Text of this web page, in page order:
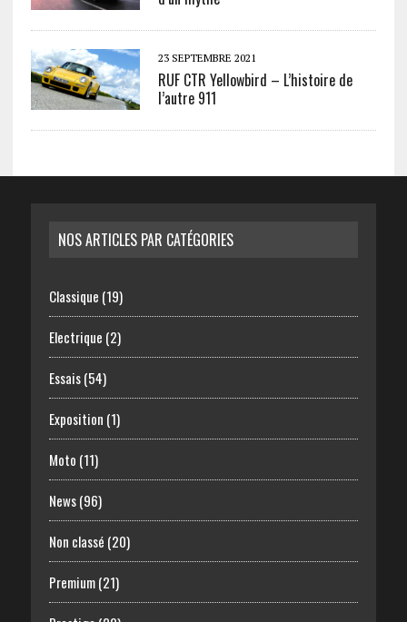
23 SEPTEMBRE 2021
RUF CTR Yellowbird – L’histoire de
l’autre 911
NOS ARTICLES PAR CATÉGORIES
Classique (19)
Electrique (2)
Essais(54)
Exposition (1)
Moto (11)
News(96)
Non classé (20)
Premium(21)